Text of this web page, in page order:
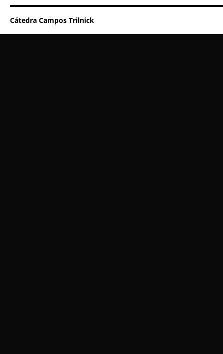
Cátedra Campos Trilnick